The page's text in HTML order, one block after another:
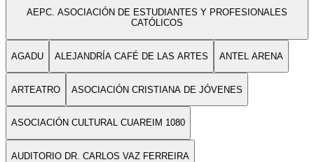
AEPC. ASOCIACIÓN DE ESTUDIANTES Y PROFESIONALES
CATÓLICOS
AGADU ALEJANDRÍA CAFÉ DE LAS ARTES ANTEL ARENA
ARTEATRO ASOCIACIÓN CRISTIANA DE JÓVENES
ASOCIACIÓN CULTURAL CUAREIM 1080
AUDITORIO DR. CARLOS VAZ FERREIRA